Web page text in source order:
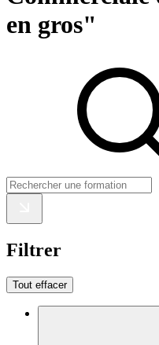
en gros"
Filtrer
Tout effacer